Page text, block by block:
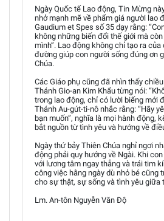
Ngày Quốc tế Lao động, Tin Mừng
nhở mạnh mẽ về phẩm giá người lao
Gaudium et Spes số 35 dạy rằng:
không những biến đổi thế giới mà
mình”. Lao động không chỉ tạo ra
đường giúp con người sống đúng ơn
Chúa.
Các Giáo phụ cũng đã nhìn thấy
Thánh Gio-an Kim Khẩu từng nói:
trong lao động, chỉ có lười biếng mới
Thánh Au-gút-ti-nô nhắc rằng: “Hãy
bạn muốn”, nghĩa là mọi hành động,
bắt nguồn từ tình yêu và hướng về
Ngày thứ bảy Thiên Chúa nghỉ ngơi
động phải quy hướng về Ngài. Khi
với lương tâm ngay thẳng và trái tim
công việc hằng ngày dù nhỏ bé cũng
cho sự thật, sự sống và tình yêu giữa
Lm. An-tôn Nguyễn Văn Độ